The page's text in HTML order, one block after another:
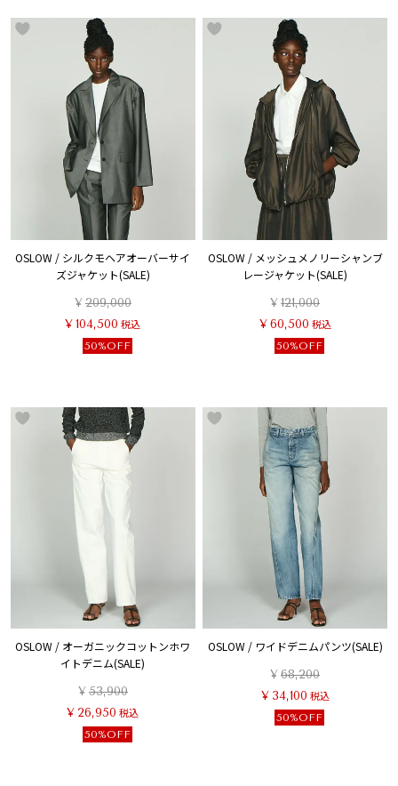
OSLOW / シルクモヘアオーバーサイ
ズジャケット(SALE)
¥209,000
¥ 104,500 税込
50%OFF
OSLOW / メッシュメノリーシャンブ
レージャケット(SALE)
¥121,000
¥ 60,500 税込
50%OFF
OSLOW / オーガニックコットンホワ
イトデニム(SALE)
¥53,900
¥ 26,950 税込
50%OFF
OSLOW / ワイドデニムパンツ(SALE)
¥68,200
¥ 34,100 税込
50%OFF